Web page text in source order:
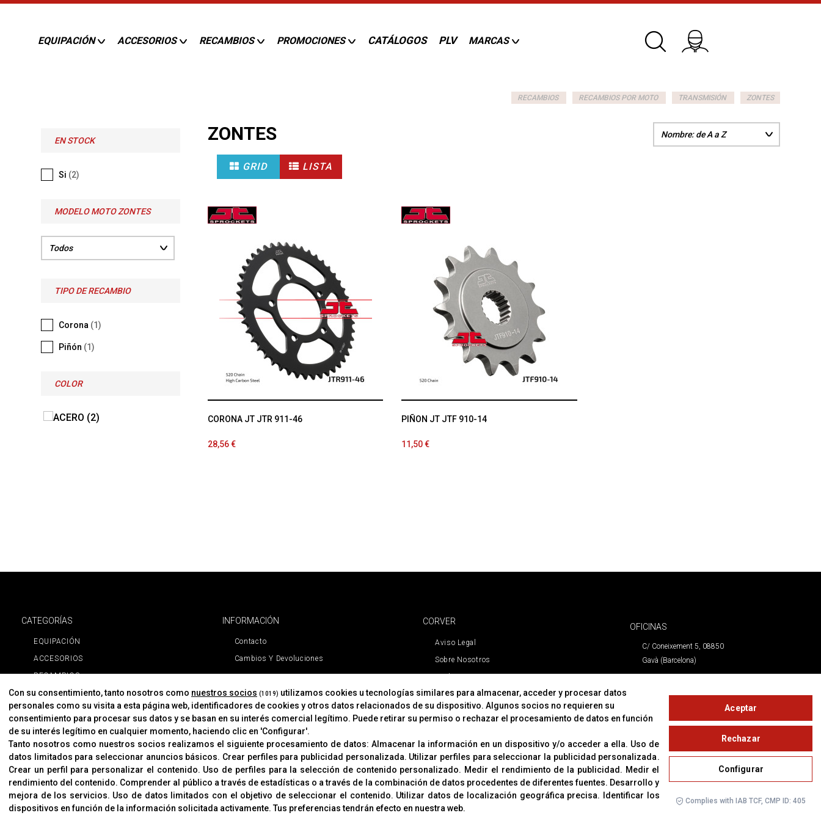
EQUIPACIÓN ACCESORIOS RECAMBIOS PROMOCIONES CATÁLOGOS PLV MARCAS
RECAMBIOS RECAMBIOS POR MOTO TRANSMISIÓN ZONTES
EN STOCK
Si (2)
MODELO MOTO ZONTES
TIPO DE RECAMBIO
Corona (1)
Piñón (1)
COLOR
ZONTES
GRID LISTA
CORONA JT JTR 911-46
28,56 €
PIÑON JT JTF 910-14
11,50 €
CATEGORÍAS
EQUIPACIÓN
ACCESORIOS
RECAMBIOS
PROMOCIONES
NOVEDADES
MARCAS
MARCAS
INFORMACIÓN
Contacto
Cambios Y Devoluciones
CORVER
Aviso Legal
Sobre Nosotros
Política De Privacidad
OFICINAS
C/ Coneixement 5, 08850
Gavà (Barcelona)
corver@corver.es
www.corver.es
© Copyright 2019
Con su consentimiento, tanto nosotros como nuestros socios (1019) utilizamos cookies u tecnologías similares para almacenar, acceder y procesar datos
personales como su visita a esta página web, identificadores de cookies y otros datos relacionados de su dispositivo. Algunos socios no requieren su
consentimiento para procesar sus datos y se basan en su interés comercial legítimo. Puede retirar su permiso o rechazar el procesamiento de datos en función
de su interés legítimo en cualquier momento, haciendo clic en 'Configurar'.
Tanto nosotros como nuestros socios realizamos el siguiente procesamiento de datos:Almacenar la información en un dispositivo y/o acceder a ella. Uso de
datos limitados para seleccionar anuncios básicos. Crear perfiles para publicidad personalizada. Utilizar perfiles para seleccionar la publicidad personalizada.
Crear un perfil para personalizar el contenido. Uso de perfiles para la selección de contenido personalizado. Medir el rendimiento de la publicidad . Medir el
rendimiento del contenido. Comprender al público a través de estadísticas o a través de la combinación de datos procedentes de diferentes fuentes. Desarrollo y
mejora de los servicios. Uso de datos limitados con el objetivo de seleccionar el contenido. Utilizar datos de localización geográfica precisa.
Identificar los
dispositivos en función de la información solicitada activamente.Tus preferencias tendrán efecto en nuestra web.
Configurar
Rechazar
Aceptar
Complies with IAB TCF, CMP ID: 405